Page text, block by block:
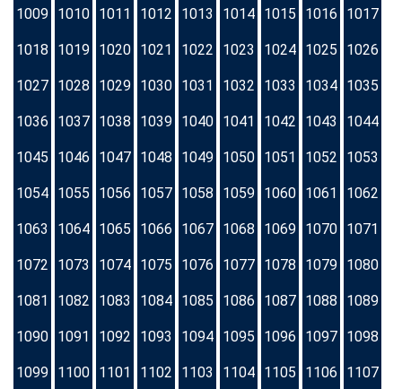
1009 1010 1011 1012 1013 1014 1015 1016 1017
1018 1019 1020 1021 1022 1023 1024 1025 1026
1027 1028 1029 1030 1031 1032 1033 1034 1035
1036 1037 1038 1039 1040 1041 1042 1043 1044
1045 1046 1047 1048 1049 1050 1051 1052 1053
1054 1055 1056 1057 1058 1059 1060 1061 1062
1063 1064 1065 1066 1067 1068 1069 1070 1071
1072 1073 1074 1075 1076 1077 1078 1079 1080
1081 1082 1083 1084 1085 1086 1087 1088 1089
1090 1091 1092 1093 1094 1095 1096 1097 1098
1099 1100 1101 1102 1103 1104 1105 1106 1107